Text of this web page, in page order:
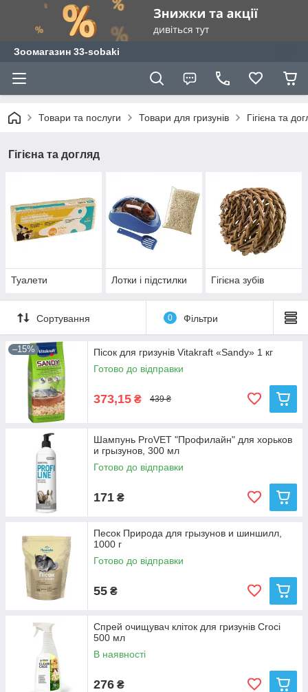
Зоомагазин 33-sobaki
Товари та послуги Товари для гризунів Гігієна та
Гігієна та догляд
Туалети Лотки і підстилки Гігієна зубів
Сортування 0 Фільтри
–15%
Пісок для гризунів Vitakraft «Sandy» 1 кг
Готово до відправки
373,15 ₴ 439 ₴
Шампунь ProVET "Профилайн" для хорьков
и грызунов, 300 мл
Готово до відправки
171 ₴
Песок Природа для грызунов и шиншилл,
1000 г
Готово до відправки
55 ₴
Спрей очищувач кліток для гризунів Croci
500 мл
В наявності
276 ₴